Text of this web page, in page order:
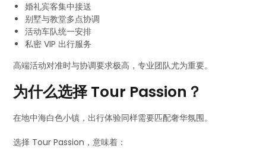
婚礼宾客集中接送
别墅与教堂多点协调
活动车队统一安排
私密 VIP 出行服务
高端活动对准时与协调要求极高，专业团队尤为重要。
为什么选择 Tour Passion？
在地中海白色小镇，出行体验同样需要匹配奢华氛围。
选择 Tour Passion，意味着：